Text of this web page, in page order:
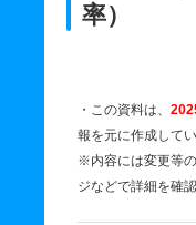
率）
・この資料は、
報を元に作成してい
※内容には変更等
ジなどで詳細を確